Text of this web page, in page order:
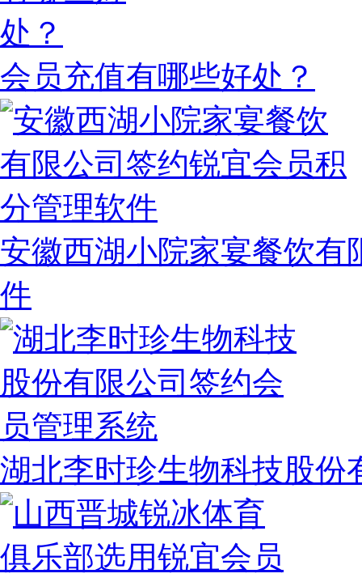
会员充值有哪些好处？
安徽西湖小院家宴餐饮有
件
湖北李时珍生物科技股份